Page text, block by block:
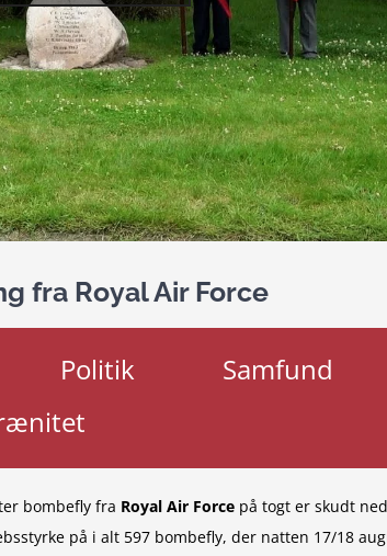
fra Royal Air Force
Politik
Samfund
bombefly fra Royal Air Force på togt er skudt
på i alt 597 bombefly, der natten 17/18